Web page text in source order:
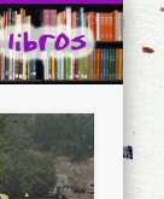
los libros